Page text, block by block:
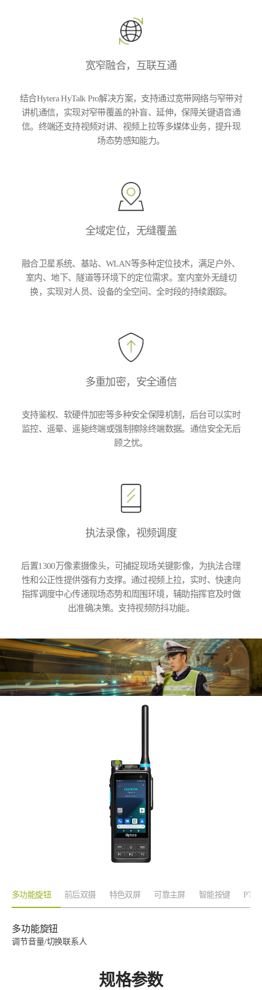
宽窄融合，互联互通
结合Hytera HyTalk Pro解决方案，支持通过宽带网络与窄带对
讲机通信，实现对窄带覆盖的补盲、延伸，保障关键语音通
信。终端还支持视频对讲、视频上拉等多媒体业务，提升现
场态势感知能力。
全域定位，无缝覆盖
融合卫星系统、基站、WLAN等多种定位技术，满足户外、
室内、地下、隧道等环境下的定位需求。室内室外无缝切
换，实现对人员、设备的全空间、全时段的持续跟踪。
多重加密，安全通信
支持鉴权、软硬件加密等多种安全保障机制，后台可以实时
监控、遥晕、遥毙终端或强制擦除终端数据。通信安全无后
顾之忧。
执法录像，视频调度
后置1300万像素摄像头，可捕捉现场关键影像，为执法合理
性和公正性提供强有力支撑。通过视频上拉，实时、快速向
指挥调度中心传递现场态势和周围环境，辅助指挥官及时做
出准确决策。支持视频防抖功能。
多功能旋钮 前后双摄 特色双屏 可靠主屏 智能按键 PTT
多功能旋钮
调节音量/切换联系人
规格参数